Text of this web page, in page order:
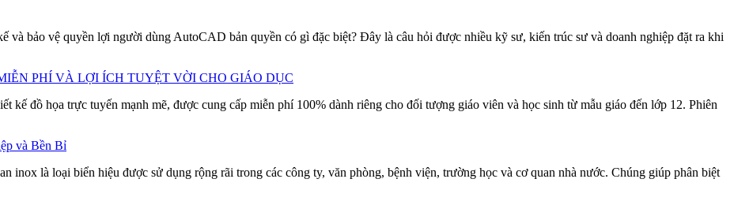
và bảo vệ quyền lợi người dùng AutoCAD bản quyền có gì đặc biệt? Đây là câu hỏi được nhiều kỹ sư, kiến trúc sư và doanh nghiệp đặt ra khi
PHÍ VÀ LỢI ÍCH TUYỆT VỜI CHO GIÁO DỤC
kế đồ họa trực tuyến mạnh mẽ, được cung cấp miễn phí 100% dành riêng cho đối tượng giáo viên và học sinh từ mẫu giáo đến lớp 12. Phiên
và Bền Bỉ
inox là loại biển hiệu được sử dụng rộng rãi trong các công ty, văn phòng, bệnh viện, trường học và cơ quan nhà nước. Chúng giúp phân biệt